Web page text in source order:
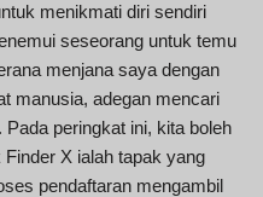
menikmati diri sendiri
seseorang untuk temu
menjana saya dengan
manusia, adegan mencari
peringkat ini, kita boleh
X ialah tapak yang
pendaftaran mengambil